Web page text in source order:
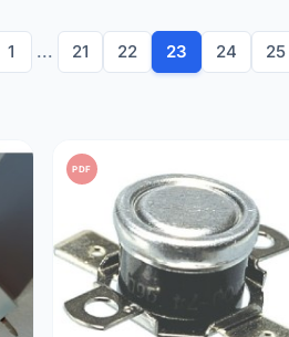
1 ... 21 22 23 24 25
PDF